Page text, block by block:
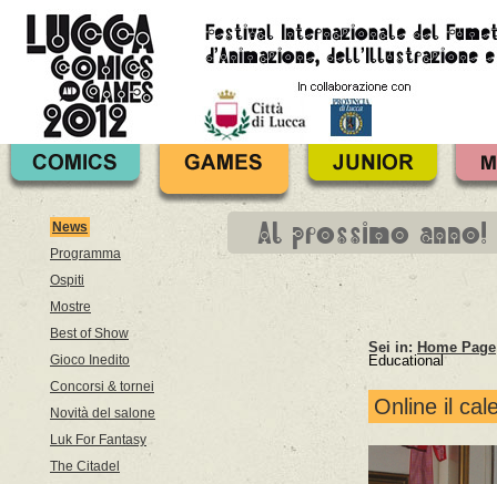
Al prossimo anno!
News
Programma
Ospiti
Mostre
Best of Show
Gioco Inedito
Concorsi & tornei
Novità del salone
Luk For Fantasy
The Citadel
Sei in: Home Page
Educational
Online il